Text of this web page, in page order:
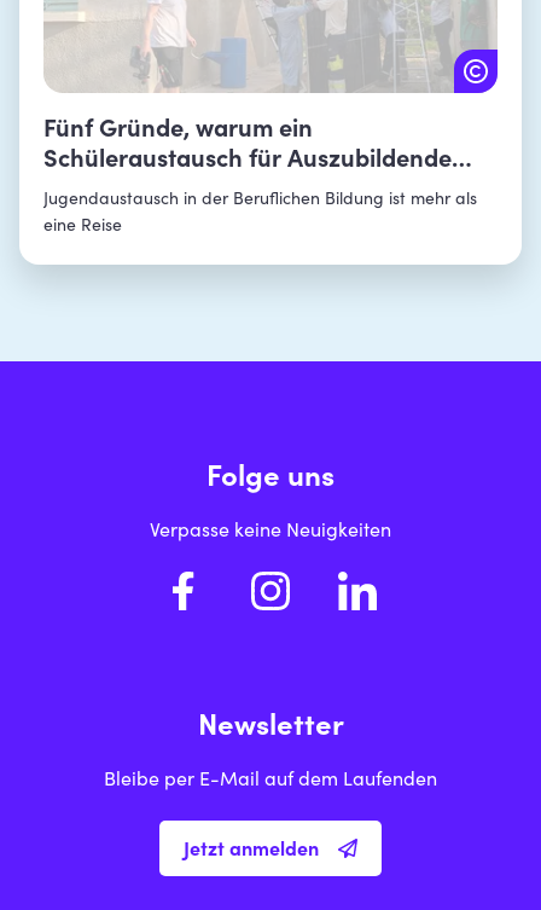
Fünf Gründe, warum ein
Schüleraustausch für Auszubildende
sinnvoll ist
Jugendaustausch in der Beruflichen Bildung ist mehr als
eine Reise
Folge uns
Verpasse keine Neuigkeiten
Newsletter
Bleibe per E-Mail auf dem Laufenden
Jetzt anmelden